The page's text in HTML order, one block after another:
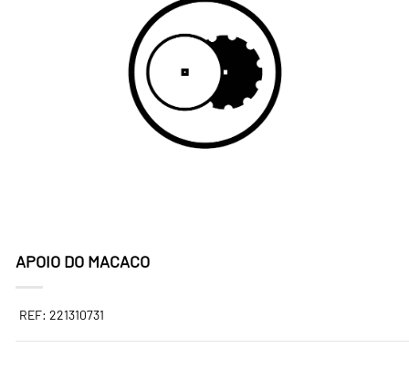
APOIO DO MACACO
REF: 221310731